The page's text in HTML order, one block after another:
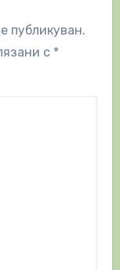
публикуван.
с *